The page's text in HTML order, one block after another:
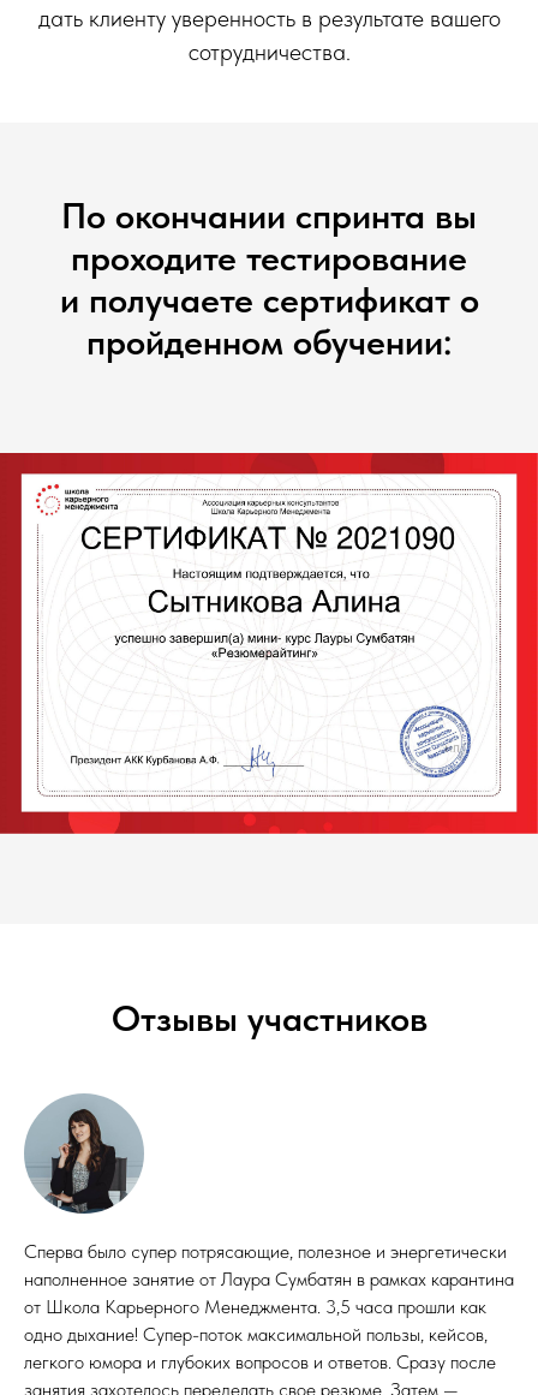
дать клиенту уверенность в результате вашего
сотрудничества.
По окончании спринта вы
проходите тестирование
и получаете сертификат о
пройденном обучении:
Отзывы участников
Сперва было супер потрясающие, полезное и энергетически
наполненное занятие от Лаура Сумбатян в рамках карантина
от Школа Карьерного Менеджмента. 3,5 часа прошли как
одно дыхание! Супер-поток максимальной пользы, кейсов,
легкого юмора и глубоких вопросов и ответов. Сразу после
занятия захотелось переделать свое резюме. Затем —